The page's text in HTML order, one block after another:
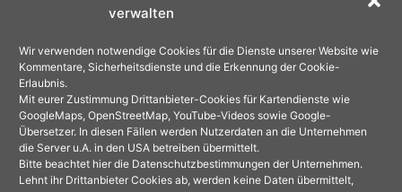
verwalten
Wir verwenden notwendige Cookies für die Dienste unserer Website wie
Kommentare, Sicherheitsdienste und die Erkennung der Cookie-
Erlaubnis.
Mit eurer Zustimmung Drittanbieter-Cookies für Kartendienste wie
GoogleMaps, OpenStreetMap, YouTube-Videos sowie Google-
Übersetzer. In diesen Fällen werden Nutzerdaten an die Unternehmen
die Server u.A. in den USA betreiben übermittelt.
Bitte beachtet hier die Datenschutzbestimmungen der Unternehmen.
Lehnt ihr Drittanbieter Cookies ab, werden keine Daten übermittelt,
habe übrigens alle gespeichert und mit
Reiseführer kann ich mir nicht vorstellen.
Man merkt an deinen Berichten, früher
waren 2 Monate eine halbe Ewigkeit, in
der man, weis nicht noch was, alles
machen konnte und jetzt läuft dir die